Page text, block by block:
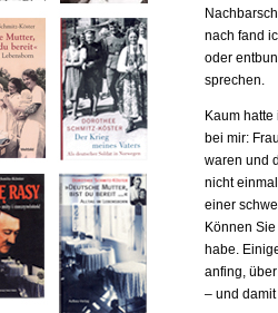
nach fand
oder
sprechen.
Kaum
bei mir:
waren und
nicht
einer
Können
habe.
anfing,
– und